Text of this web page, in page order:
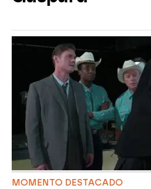
MOMENTO DESTACADO